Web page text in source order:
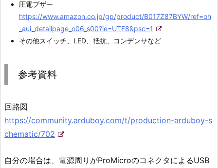
圧電ブザー
https://www.amazon.co.jp/gp/product/B017Z87BYW/ref=oh
_aui_detailpage_o06_s00?ie=UTF8&psc=1
その他スイッチ、LED、抵抗、コンデンサなど
参考資料
回路図
https://community.arduboy.com/t/production-arduboy-s
chematic/702
自分の場合は、電源周りがProMicroのコネクタによるUSB